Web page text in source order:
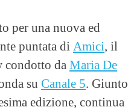
per una nuova ed
puntata di Amici, il
condotto da Maria De
su Canale 5. Giunto
edizione, continua